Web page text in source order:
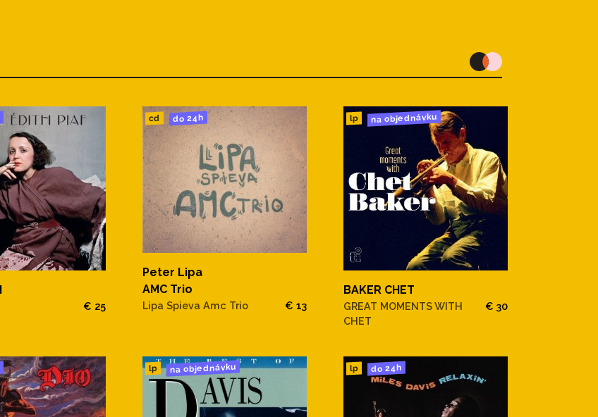
€ 25
cd do 24h
Peter Lipa
AMC Trio
Lipa Spieva Amc Trio € 13
lp na objednávku
BAKER CHET
GREAT MOMENTS WITH
CHET
€ 30
lp na objednávku lp do 24h